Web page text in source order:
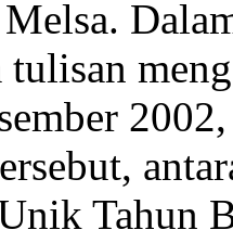
tulisan
Tahun